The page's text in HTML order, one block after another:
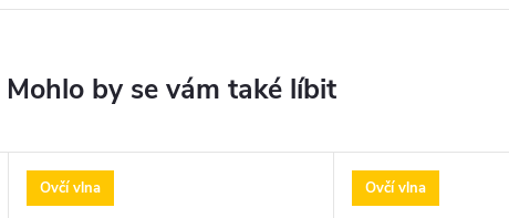
Ovčí vlna Ovčí vlna